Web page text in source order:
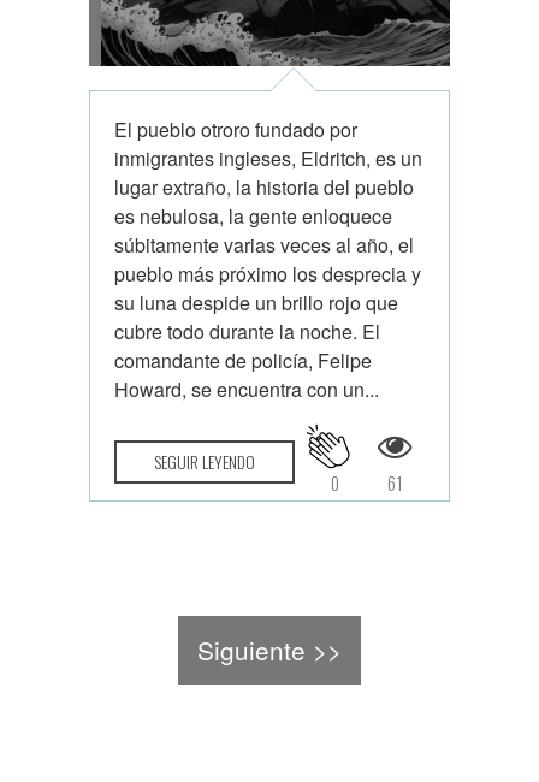
El pueblo otroro fundado por
inmigrantes ingleses, Eldritch, es un
lugar extraño, la historia del pueblo
es nebulosa, la gente enloquece
súbitamente varias veces al año, el
pueblo más próximo los desprecia y
su luna despide un brillo rojo que
cubre todo durante la noche. El
comandante de policía, Felipe
Howard, se encuentra con un...
SEGUIR LEYENDO
61
0
Siguiente >>